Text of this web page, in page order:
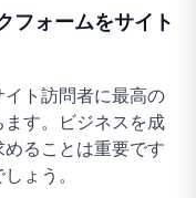
フォームをサイト
ト訪問者に最高の
す。ビジネスを成
ることは重要です
ょう。